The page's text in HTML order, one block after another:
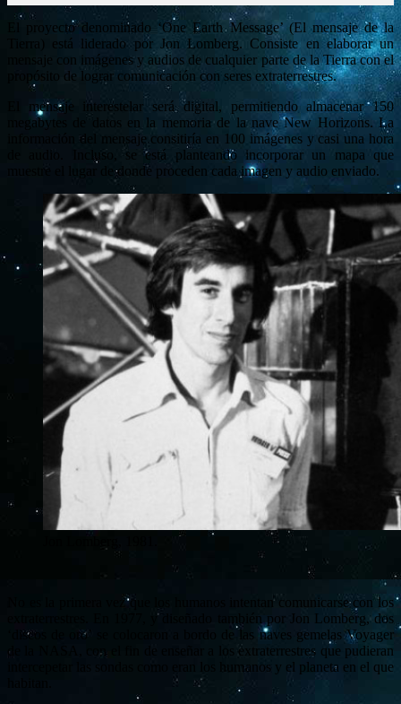
El proyecto denominado ‘One Earth Message’ (El mensaje de la
Tierra) está liderado por Jon Lomberg. Consiste en elaborar un
mensaje con imágenes y audios de cualquier parte de la Tierra con el
propósito de lograr comunicación con seres extraterrestres.
El mensaje interestelar será digital, permitiendo almacenar 150
megabytes de datos en la memoria de la nave New Horizons. La
información del mensaje consitiría en 100 imágenes y casi una hora
de audio. Incluso, se está planteando incorporar un mapa que
muestre el lugar de donde proceden cada imagen y audio enviado.
No es la primera vez que los humanos intentan comunicarse con los
extraterrestres. En 1977, y diseñado también por Jon Lomberg, dos
‘discos de oro’ se colocaron a bordo de las naves gemelas Voyager
de la NASA, con el fin de enseñar a los extraterrestres que pudieran
intercepetar las sondas como eran los humanos y el planeta en el que